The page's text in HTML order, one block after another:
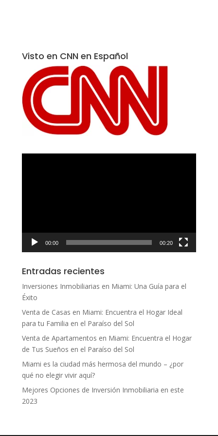
Visto en CNN en Español
00:00 00:20
Entradas recientes
Inversiones Inmobiliarias en Miami: Una Guía para el
Éxito
Venta de Casas en Miami: Encuentra el Hogar Ideal
para tu Familia en el Paraíso del Sol
Venta de Apartamentos en Miami: Encuentra el Hogar
de Tus Sueños en el Paraíso del Sol
Miami es la ciudad más hermosa del mundo – ¿por
qué no elegir vivir aquí?
Mejores Opciones de Inversión Inmobiliaria en este
2023